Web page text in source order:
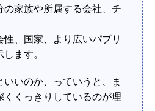
の家族や所属する会社、チ
、国家、より広いパブリ
ます。
いのか、っていうと、ま
くくっきりしているのが理